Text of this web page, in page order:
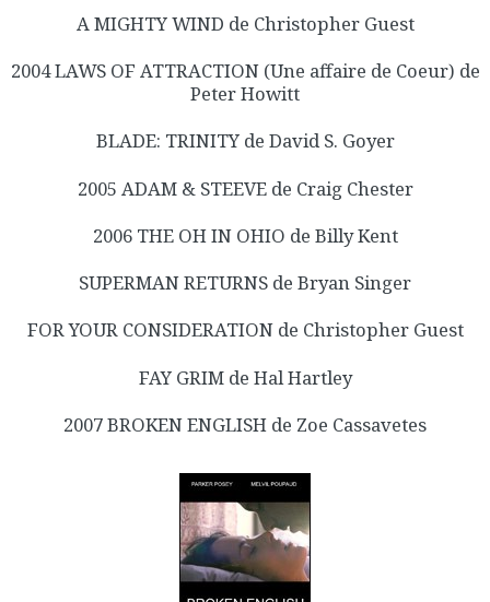
A MIGHTY WIND de Christopher Guest
2004 LAWS OF ATTRACTION (Une affaire de Coeur) de
Peter Howitt
BLADE: TRINITY de David S. Goyer
2005 ADAM & STEEVE de Craig Chester
2006 THE OH IN OHIO de Billy Kent
SUPERMAN RETURNS de Bryan Singer
FOR YOUR CONSIDERATION de Christopher Guest
FAY GRIM de Hal Hartley
2007 BROKEN ENGLISH de Zoe Cassavetes